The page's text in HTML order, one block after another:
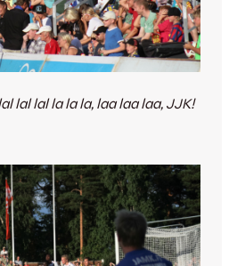
lal lal la la la, laa laa laa, JJK!